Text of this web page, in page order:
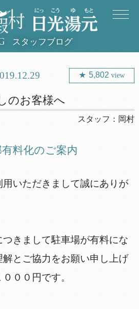
スタッフブログ
5,802view
のお客様へ
スタッフ： 岡村
料化のご案内
いただきまして誠にありが
きまして駐車場が有料にな
解とご協力をお願い申し上げ
００円です。